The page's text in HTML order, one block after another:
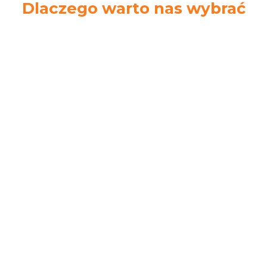
Dlaczego warto nas wybrać